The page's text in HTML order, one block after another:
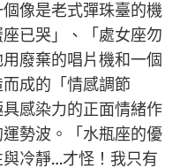
像是老式彈珠臺的機
已哭」、「處女座勿
廢棄的唱片機和一個
成的「情感調節
感染力的正面情緒作
勢波。「水瓶座的優
冷靜…才怪！我只有